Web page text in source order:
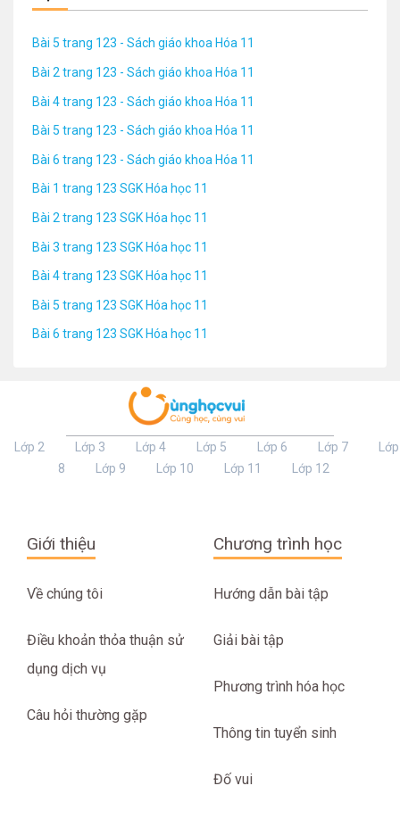
Bài 5 trang 123 - Sách giáo khoa Hóa 11
Bài 2 trang 123 - Sách giáo khoa Hóa 11
Bài 4 trang 123 - Sách giáo khoa Hóa 11
Bài 5 trang 123 - Sách giáo khoa Hóa 11
Bài 6 trang 123 - Sách giáo khoa Hóa 11
Bài 1 trang 123 SGK Hóa học 11
Bài 2 trang 123 SGK Hóa học 11
Bài 3 trang 123 SGK Hóa học 11
Bài 4 trang 123 SGK Hóa học 11
Bài 5 trang 123 SGK Hóa học 11
Bài 6 trang 123 SGK Hóa học 11
Lớp 2 Lớp 3 Lớp 4 Lớp 5 Lớp 6 Lớp 7
Lớp
8
Lớp 9 Lớp 10 Lớp 11 Lớp 12
Giới thiệu
Về chúng tôi
Điều khoản thỏa thuận sử
dụng dịch vụ
Câu hỏi thường gặp
Chương trình học
Hướng dẫn bài tập
Giải bài tập
Phương trình hóa học
Thông tin tuyển sinh
Đố vui